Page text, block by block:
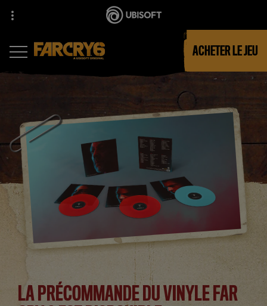
ACHETER LE JEU
LA PRÉCOMMANDE DU VINYLE FAR